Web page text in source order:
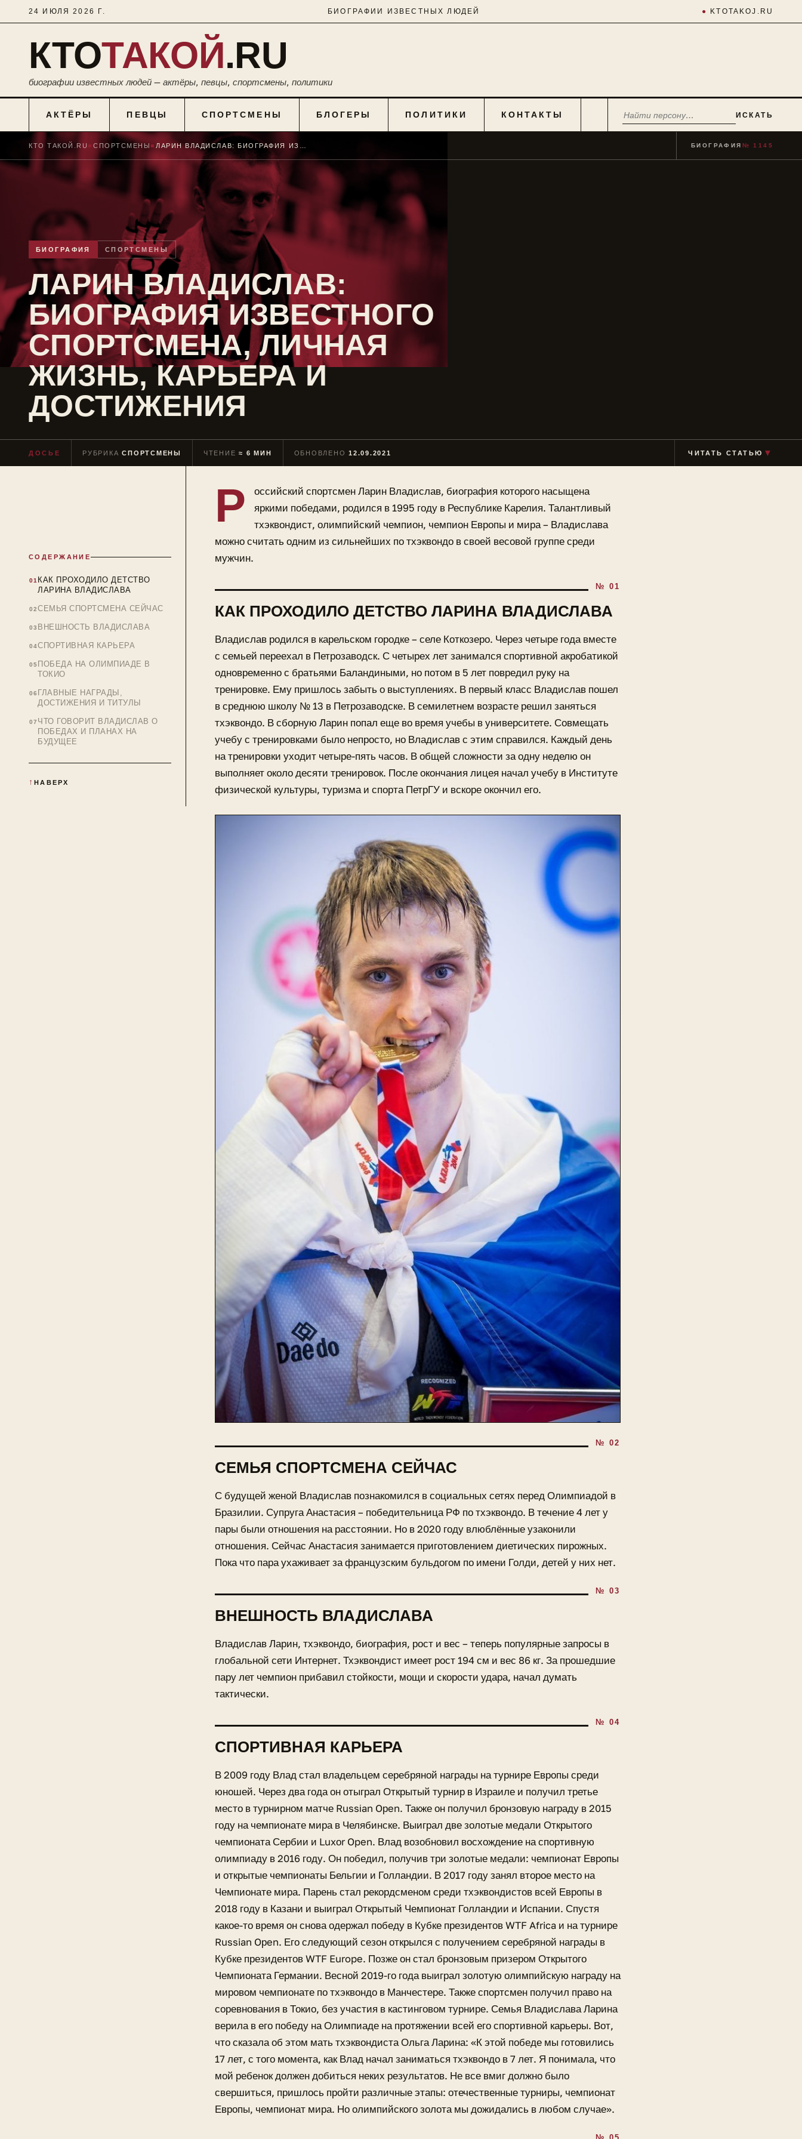
24 ИЮЛЯ 2026 Г. БИОГРАФИИ ИЗВЕСТНЫХ ЛЮДЕЙ ● KTOTAKOJ.RU
КТОТАКОЙ.RU
биографии известных людей — актёры, певцы, спортсмены, политики
АКТЁРЫ ПЕВЦЫ СПОРТСМЕНЫ БЛОГЕРЫ ПОЛИТИКИ КОНТАКТЫ ИСКАТЬ
КТО ТАКОЙ.RU ■СПОРТСМЕНЫ ■ БИОГРАФИЯ № 1145
БИОГРАФИЯ СПОРТСМЕНЫ
ЛАРИН ВЛАДИСЛАВ:
БИОГРАФИЯ ИЗВЕСТНОГО
СПОРТСМЕНА, ЛИЧНАЯ
ЖИЗНЬ, КАРЬЕРА И
ДОСТИЖЕНИЯ
ДОСЬЕ РУБРИКАСПОРТСМЕНЫ ЧТЕНИЕ≈ 6 МИН ОБНОВЛЕНО12.09.2021 ЧИТАТЬ СТАТЬЮ ▼
СОДЕРЖАНИЕ
КАК ПРОХОДИЛО ДЕТСТВО
ЛАРИНА ВЛАДИСЛАВА
СЕМЬЯ СПОРТСМЕНА СЕЙЧАС
ВНЕШНОСТЬ ВЛАДИСЛАВА
СПОРТИВНАЯ КАРЬЕРА
ПОБЕДА НА ОЛИМПИАДЕ В
ТОКИО
ГЛАВНЫЕ НАГРАДЫ,
ДОСТИЖЕНИЯ И ТИТУЛЫ
ЧТО ГОВОРИТ ВЛАДИСЛАВ О
ПОБЕДАХ И ПЛАНАХ НА
БУДУЩЕЕ
НАВЕРХ
Р
оссийский спортсмен Ларин Владислав, биография которого насыщена
яркими победами, родился в 1995 году в Республике Карелия. Талантливый
тхэквондист, олимпийский чемпион, чемпион Европы и мира – Владислава
можно считать одним из сильнейших по тхэквондо в своей весовой группе среди
мужчин.
КАК ПРОХОДИЛО ДЕТСТВО ЛАРИНА ВЛАДИСЛАВА
Владислав родился в карельском городке – селе Коткозеро. Через четыре года вместе
с семьей переехал в Петрозаводск. С четырех лет занимался спортивной акробатикой
одновременно с братьями Баландиными, но потом в 5 лет повредил руку на
тренировке. Ему пришлось забыть о выступлениях. В первый класс Владислав пошел
в среднюю школу № 13 в Петрозаводске. В семилетнем возрасте решил заняться
тхэквондо. В сборную Ларин попал еще во время учебы в университете. Совмещать
учебу с тренировками было непросто, но Владислав с этим справился. Каждый день
на тренировки уходит четыре-пять часов. В общей сложности за одну неделю он
выполняет около десяти тренировок. После окончания лицея начал учебу в Институте
физической культуры, туризма и спорта ПетрГУ и вскоре окончил его.
СЕМЬЯ СПОРТСМЕНА СЕЙЧАС
С будущей женой Владислав познакомился в социальных сетях перед Олимпиадой в
Бразилии. Супруга Анастасия – победительница РФ по тхэквондо. В течение 4 лет у
пары были отношения на расстоянии. Но в 2020 году влюблённые узаконили
отношения. Сейчас Анастасия занимается приготовлением диетических пирожных.
Пока что пара ухаживает за французским бульдогом по имени Голди, детей у них нет.
ВНЕШНОСТЬ ВЛАДИСЛАВА
Владислав Ларин, тхэквондо, биография, рост и вес – теперь популярные запросы в
глобальной сети Интернет. Тхэквондист имеет рост 194 см и вес 86 кг. За прошедшие
пару лет чемпион прибавил стойкости, мощи и скорости удара, начал думать
тактически.
СПОРТИВНАЯ КАРЬЕРА
В 2009 году Влад стал владельцем серебряной награды на турнире Европы среди
юношей. Через два года он отыграл Открытый турнир в Израиле и получил третье
место в турнирном матче Russіan Oрen. Также он получил бронзовую награду в 2015
году на чемпионате мира в Челябинске. Выиграл две золотые медали Открытого
чемпионата Сербии и Luxоr Open. Влад возобновил восхождение на спортивную
олимпиаду в 2016 году. Он победил, получив три золотые медали: чемпионат Европы
и открытые чемпионаты Бельгии и Голландии. В 2017 году занял второе место на
Чемпионате мира. Парень стал рекордсменом среди тхэквондистов всей Европы в
2018 году в Казани и выиграл Открытый Чемпионат Голландии и Испании. Спустя
какое-то время он снова одержал победу в Кубке президентов WTF Africa и на турнире
Russian Oрen. Его следующий сезон открылся с получением серебряной награды в
Кубке президентов WTF Europe. Позже он стал бронзовым призером Открытого
Чемпионата Германии. Весной 2019-го года выиграл золотую олимпийскую награду на
мировом чемпионате по тхэквондо в Манчестере. Также спортсмен получил право на
соревнования в Токио, без участия в кастинговом турнире. Семья Владислава Ларина
верила в его победу на Олимпиаде на протяжении всей его спортивной карьеры. Вот,
что сказала об этом мать тхэквондиста Ольга Ларина: «К этой победе мы готовились
17 лет, с того момента, как Влад начал заниматься тхэквондо в 7 лет. Я понимала, что
мой ребенок должен добиться неких результатов. Не все вмиг должно было
свершиться, пришлось пройти различные этапы: отечественные турниры, чемпионат
Европы, чемпионат мира. Но олимпийского золота мы дожидались в любом случае».